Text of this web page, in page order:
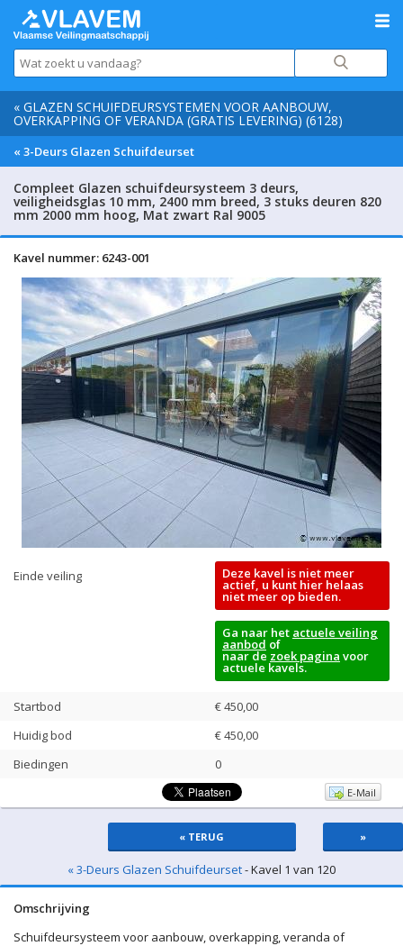
« GLAZEN SCHUIFDEURSYSTEMEN VOOR AANBOUW,
OVERKAPPING OF VERANDA (GRATIS LEVERING) (6128)
« 3-Deurs Glazen Schuifdeurset
Compleet Glazen schuifdeursysteem 3 deurs,
veiligheidsglas 10 mm, 2400 mm breed, 3 stuks deuren 820
mm 2000 mm hoog, Mat zwart Ral 9005
Kavel nummer: 6243-001
Einde veiling Deze kavel is niet meer
actief, u kunt hier helaas
niet meer op bieden.
Ga naar het actuele veiling
aanbod of
naar de zoek pagina voor
actuele kavels.
Startbod
€ 450,00
Huidig bod
€450,00
Biedingen
0
E-Mail
« TERUG »
« 3-Deurs Glazen Schuifdeurset- Kavel 1 van 120
Omschrijving
Schuifdeursysteem voor aanbouw, overkapping, veranda of